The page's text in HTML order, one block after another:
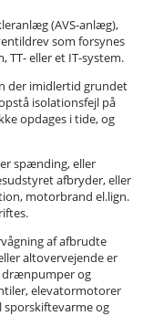
(AVS-anlæg),
som forsynes
TT- eller et IT-system.
der imidlertid grundet
isolationsfejl på
opdages i tide, og
spænding, eller
afbryder, eller
motorbrand el.lign.
af afbrudte
altovervejende er
drænpumper og
elevatormotorer
sporskiftevarme og